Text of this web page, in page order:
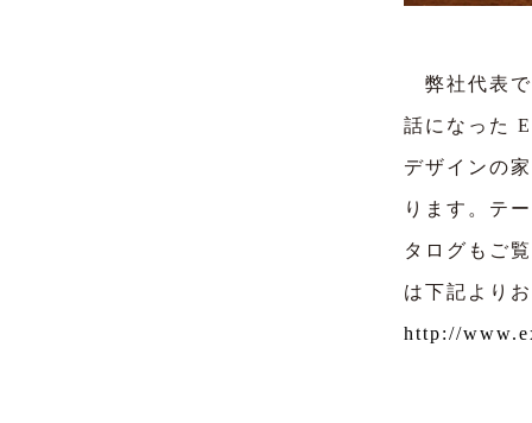
弊社代表で
話になった
デザインの
ります。テ
タログもご
は下記より
http://